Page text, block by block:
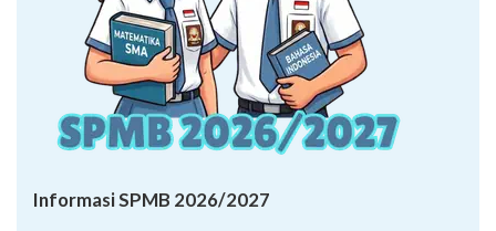
Informasi SPMB 2026/2027